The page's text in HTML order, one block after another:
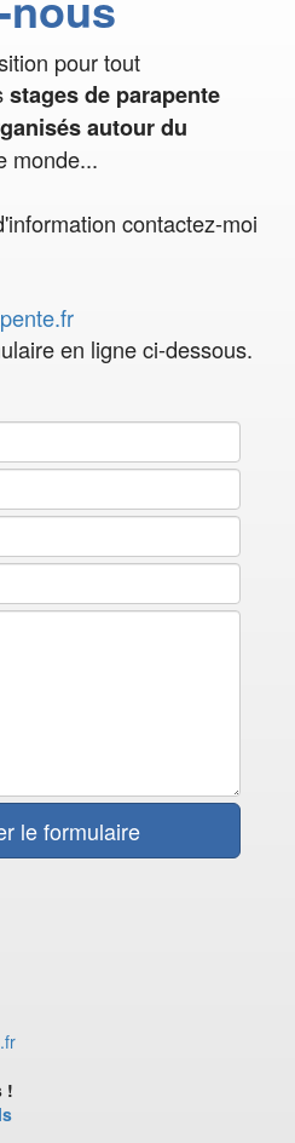
pour tout
stages de parapente
autour du
monde...
contactez-moi
en ligne ci-dessous.
le formulaire
!